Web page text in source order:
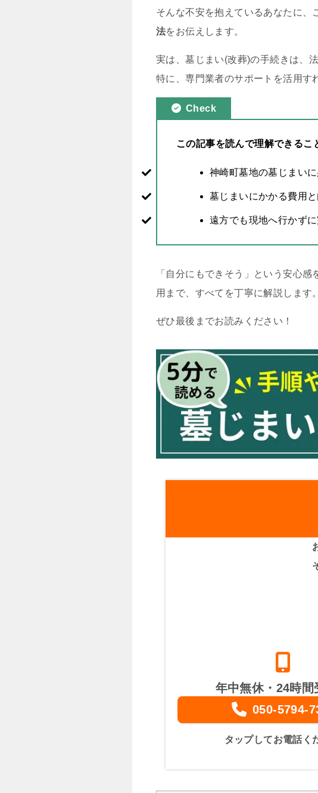
そんな不安を抱えているあなたに、
法をお伝えします。
実は、墓じまい(改葬)の手続きは、
特に、専門業者のサポートを活用す
Check
この記事を読んで理解できるこ
神崎町墓地の墓じまい
墓じまいにかかる費用と
遠方でも現地へ行かず
「自分にもできそう」という安心
用まで、すべてを丁寧に解説します。
ぜひ最後までお読みください！
年中無休・24時間
050-5794-
タップしてお電話く